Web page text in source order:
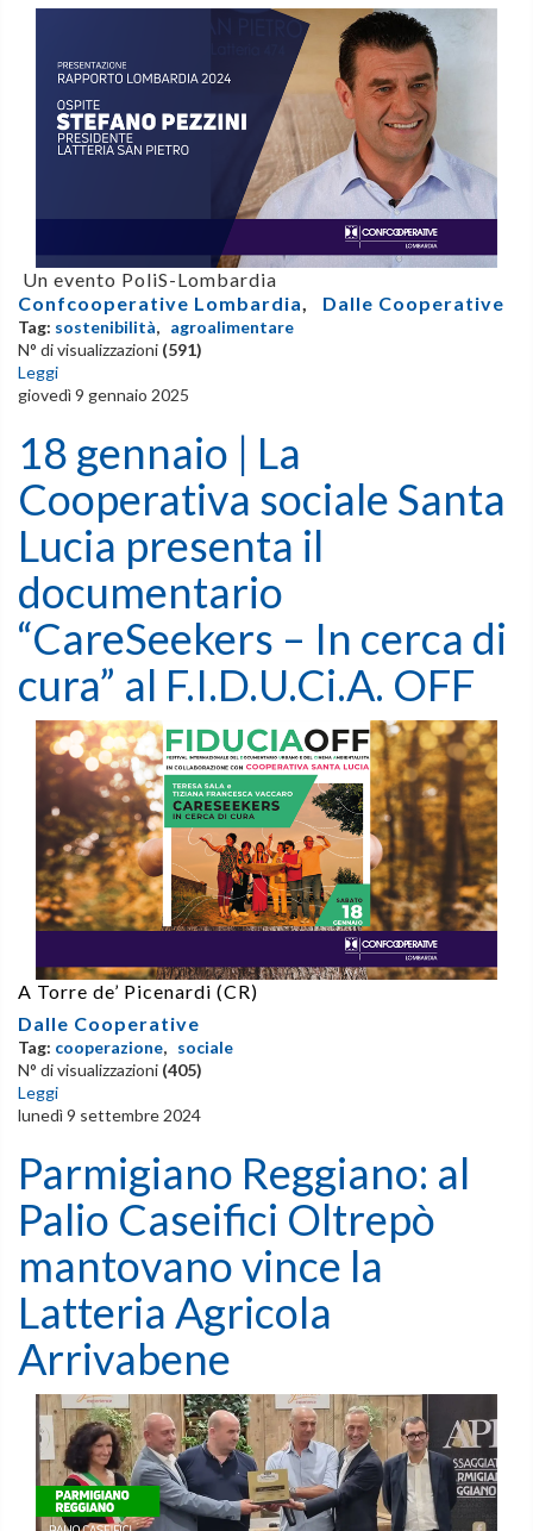
Un evento PoliS-Lombardia
Confcooperative Lombardia
Dalle Cooperative
Tag: sostenibilità, agroalimentare
N° di visualizzazioni (591)
Leggi
giovedì 9 gennaio 2025
18 gennaio | La
Cooperativa sociale Santa
Lucia presenta il
documentario
“CareSeekers – In cerca di
cura” al F.I.D.U.Ci.A. OFF
A Torre de’ Picenardi (CR)
Dalle Cooperative
Tag: cooperazione, sociale
N° di visualizzazioni (405)
Leggi
lunedì 9 settembre 2024
Parmigiano Reggiano: al
Palio Caseifici Oltrepò
mantovano vince la
Latteria Agricola
Arrivabene